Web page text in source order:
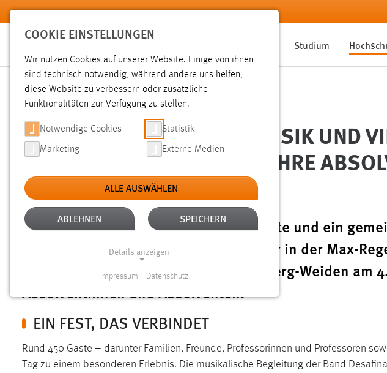
Zum Hauptinhalt springen
Studium
Sie sind hier:
Hochschule Aktuelles News der OTH Amberg-Weiden
MIT WERTSCHÄTZUNG, MUSIK UND
SCHOOL VERABSCHIEDET IHRE
15.07.2025
Strahlende Gesichter, berührende Worte und ein
Studienjahre: Mit einer festlichen Feier in der Max-
Weiden Business School der OTH Amberg-Weiden am
Absolventinnen und Absolventen.
EIN FEST, DAS VERBINDET
Rund 450 Gäste – darunter Familien, Freunde, Professorinnen und Professoren
Tag zu einem besonderen Erlebnis. Die musikalische Begleitung der Band
COOKIE EINSTELLUNGEN
Wir nutzen Cookies auf unserer Website. Einige von ihnen
sind technisch notwendig, während andere uns helfen,
diese Website zu verbessern oder zusätzliche
Funktionalitäten zur Verfügung zu stellen.
Notwendige Cookies Statistik
Marketing Externe Medien
ALLE AUSWÄHLEN
ABLEHNEN SPEICHERN
Details anzeigen
Funktionen und sind für die einwandfreie Funktion der
Einverständnis
Impressum Datenschutz